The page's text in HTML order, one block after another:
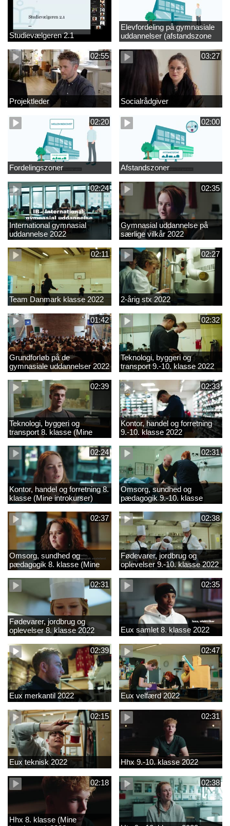
Studievælgeren 2.1
Elevfordeling på gymnasiale
uddannelser (afstandszone
redigeret)
02:55
Projektleder
03:27
Socialrådgiver
02:20
Fordelingszoner
02:00
Afstandszoner
02:24
International gymnasial
uddannelse 2022
02:35
Gymnasial uddannelse på
særlige vilkår 2022
02:11
Team Danmark klasse 2022
02:27
2-årig stx 2022
01:42
Grundforløb på de
gymnasiale uddannelser 2022
02:32
Teknologi, byggeri og
transport 9.-10. klasse 2022
02:39
Teknologi, byggeri og
transport 8. klasse (Mine
introkurser) 2022
02:33
Kontor, handel og forretning
9.-10. klasse 2022
02:24
Kontor, handel og forretning 8.
klasse (Mine introkurser)
2022
02:31
Omsorg, sundhed og
pædagogik 9.-10. klasse
2022
02:37
Omsorg, sundhed og
pædagogik 8. klasse (Mine
introkurser) 2022
02:38
Fødevarer, jordbrug og
oplevelser 9.-10. klasse 2022
02:31
Fødevarer, jordbrug og
oplevelser 8. klasse 2022
02:35
Eux samlet 8. klasse 2022
02:39
Eux merkantil 2022
02:47
Eux velfærd 2022
02:15
Eux teknisk 2022
02:31
Hhx 9.-10. klasse 2022
02:18
Hhx 8. klasse (Mine
02:38